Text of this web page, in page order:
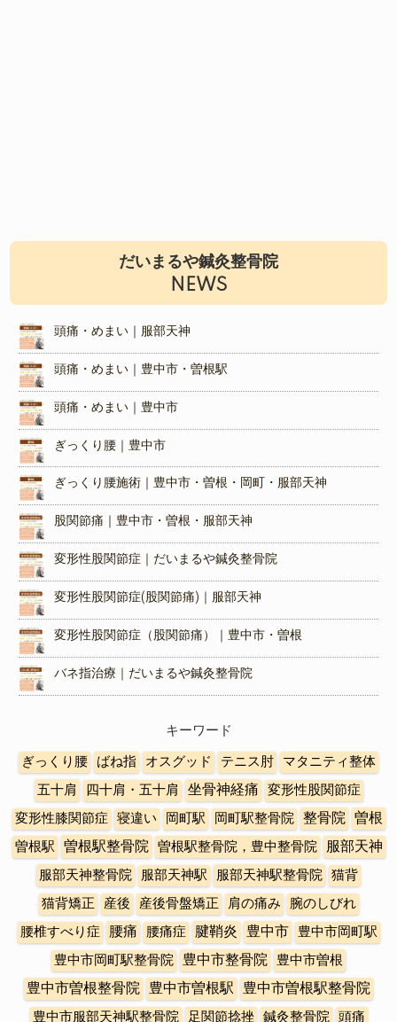
だいまるや鍼灸整骨院
NEWS
頭痛・めまい｜服部天神
頭痛・めまい｜豊中市・曽根駅
頭痛・めまい｜豊中市
ぎっくり腰｜豊中市
ぎっくり腰施術｜豊中市・曽根・岡町・服部天神
股関節痛｜豊中市・曽根・服部天神
変形性股関節症｜だいまるや鍼灸整骨院
変形性股関節症(股関節痛)｜服部天神
変形性股関節症（股関節痛）｜豊中市・曽根
バネ指治療｜だいまるや鍼灸整骨院
キーワード
ぎっくり腰 ばね指 オスグッド テニス肘
マタニティ整体
五十肩
四十肩・五十肩 坐骨神経痛
変形性股関節症
変形性膝関節症
寝違い 岡町駅 岡町駅整骨院 整骨院 曽根
曽根駅 曽根駅整骨院 曽根駅整骨院，豊中整骨院
服部天神
服部天神整骨院
服部天神駅 服部天神駅整骨院 猫背
猫背矯正
産後 産後骨盤矯正 肩の痛み
腕のしびれ
腰椎すべり症
腰痛 腰痛症 腱鞘炎 豊中市
豊中市岡町駅
豊中市岡町駅整骨院
豊中市整骨院 豊中市曽根
豊中市曽根整骨院 豊中市曽根駅
豊中市曽根駅整骨院
豊中市服部天神駅整骨院
足関節捻挫 鍼灸整骨院 頭痛